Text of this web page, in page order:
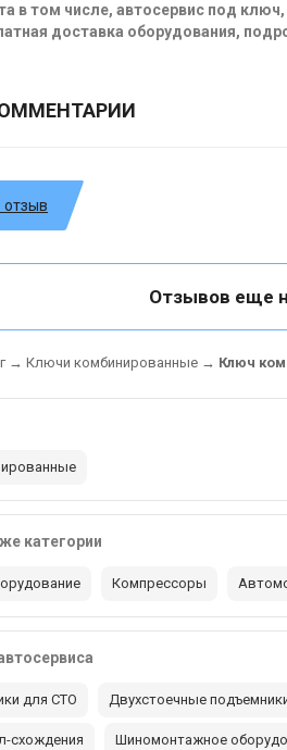
в том числе, автосервис под
доставка оборудования,
отзыв
Отзывов еще
→ Ключи комбинированные → Ключ
категории
Компрессоры
для СТО Двухстоечные
схождения Шиномонтажное